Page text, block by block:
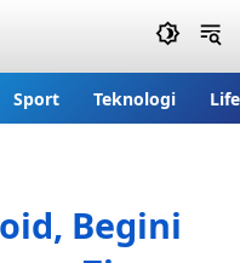
Sport Teknologi
Begini